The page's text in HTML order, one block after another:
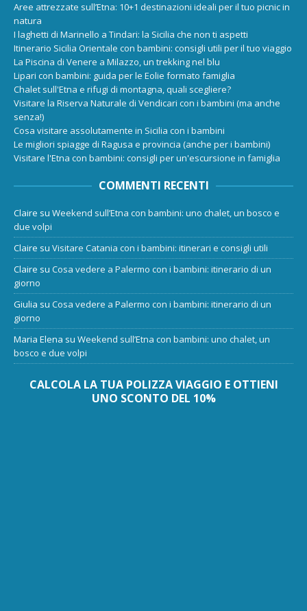
Aree attrezzate sull’Etna: 10+1 destinazioni ideali per il tuo picnic in
natura
I laghetti di Marinello a Tindari: la Sicilia che non ti aspetti
Itinerario Sicilia Orientale con bambini: consigli utili per il tuo viaggio
La Piscina di Venere a Milazzo, un trekking nel blu
Lipari con bambini: guida per le Eolie formato famiglia
Chalet sull'Etna e rifugi di montagna, quali scegliere?
Visitare la Riserva Naturale di Vendicari con i bambini (ma anche
senza!)
Cosa visitare assolutamente in Sicilia con i bambini
Le migliori spiagge di Ragusa e provincia (anche per i bambini)
Visitare l'Etna con bambini: consigli per un'escursione in famiglia
COMMENTI RECENTI
Claire su Weekend sull’Etna con bambini: uno chalet, un bosco e
due volpi
Claire su Visitare Catania con i bambini: itinerari e consigli utili
Claire su Cosa vedere a Palermo con i bambini: itinerario di un
giorno
Giulia su Cosa vedere a Palermo con i bambini: itinerario di un
giorno
Maria Elena su Weekend sull’Etna con bambini: uno chalet, un
bosco e due volpi
CALCOLA LA TUA POLIZZA VIAGGIO E OTTIENI
UNO SCONTO DEL 10%